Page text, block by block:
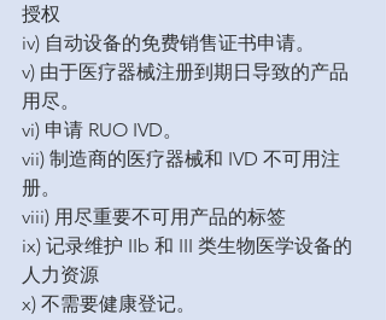
授权
iv) 自动设备的免费销售证书申请。
v) 由于医疗器械注册到期日导致的产品
用尽。
vi) 申请 RUO IVD。
vii) 制造商的医疗器械和 IVD 不可用注
册。
viii) 用尽重要不可用产品的标签
ix) 记录维护 IIb 和 III 类生物医学设备的
人力资源
x) 不需要健康登记。